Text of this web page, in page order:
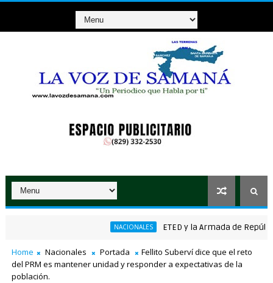
NACIONALES ETED y la Armada de República
ganador de RD$37 millones con el Loto
Home Nacionales Portada
Fellito Suberví dice que el reto
del PRM es mantener unidad y responder a expectativas de la
población.